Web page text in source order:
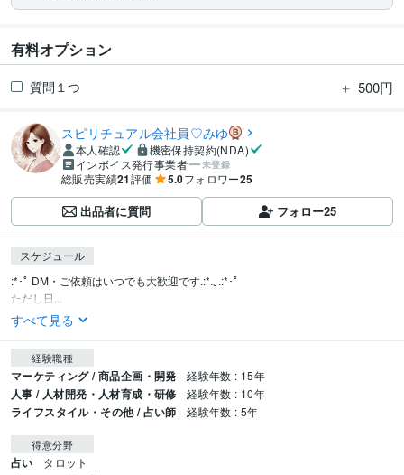
有料オプション
質問１つ ＋ 500円
スピリチュアル会社員♡みゆ
本人確認
機密保持契約(NDA)
インボイス発行事業者
未登録
総販売実績21評価 5.0フォロワー25
出品者に質問 フォロー25
スケジュール
:*･ﾟ DM・ご依頼はいつでも大歓迎です.:*.｡.:*･ﾟ
ただし日...
すべて見る
経験職種
マーケティング / 商品企画・開発 経験年数 : 15年
人事 / 人材開発・人材育成・研修 経験年数 : 10年
ライフスタイル・その他 / 占い師 経験年数 : 5年
得意分野
占い タロット